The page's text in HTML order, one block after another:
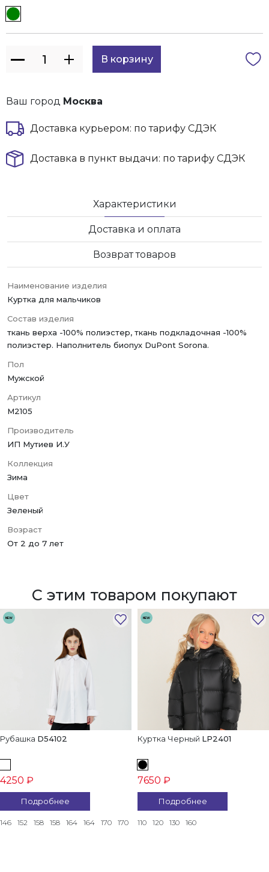
Ваш город Москва
Доставка курьером: по тарифу СДЭК
Доставка в пункт выдачи: по тарифу СДЭК
Характеристики
Доставка и оплата
Возврат товаров
Наименование изделия
Куртка для мальчиков
Состав изделия
ткань верха -100% полиэстер, ткань подкладочная -100%
полиэстер. Наполнитель биопух DuPont Sorona.
Пол
Мужской
Артикул
M2105
Производитель
ИП Мутиев И.У
Коллекция
Зима
Цвет
Зеленый
Возраст
От 2 до 7 лет
С этим товаром покупают
NEW
Рубашка D54102
4250 ₽
Подробнее
146 152 158 158 164 164 170 170
NEW
Куртка Черный LP2401
7650 ₽
Подробнее
110 120 130 160